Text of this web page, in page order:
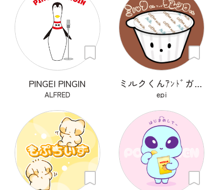
PINGEI PINGIN
ALFRED
ミルクくんｱﾝﾄﾞガムシロくん
epi